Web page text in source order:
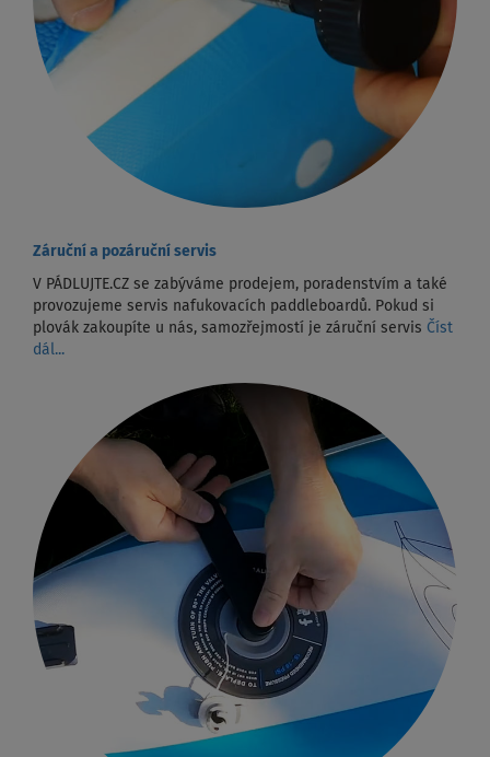
Záruční a pozáruční servis
V PÁDLUJTE.CZ se zabýváme prodejem, poradenstvím a také
provozujeme servis nafukovacích paddleboardů. Pokud si
plovák zakoupíte u nás, samozřejmostí je záruční servis Číst
dál...